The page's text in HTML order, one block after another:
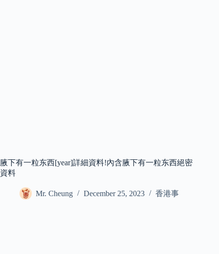
腋下有一粒东西[year]詳細資料!內含腋下有一粒东西絕密
資料
Mr. Cheung December 25, 2023 香港事